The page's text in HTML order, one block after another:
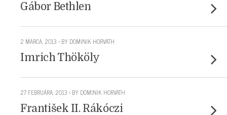
Gábor Bethlen
2 MARCA, 2013 • BY DOMINIK HORVATH
Imrich Thököly
27 FEBRUÁRA, 2013 • BY DOMINIK HORVATH
František II. Rákóczi